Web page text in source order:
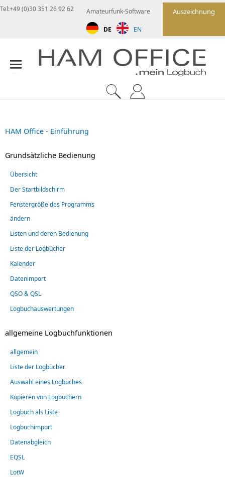
Auszeichnung
Amateurfunk-Software
DE EN
Tel:+49 (0)30 351 26 92 62
HAM Office - Einführung
Grundsätzliche Bedienung
Übersicht
Der Startbildschirm
Fenstergröße des Programms
ändern
Listen und deren Bedienung
Liste der Logbücher
Kalender
Datenimport
QSO & QSL
Logbuchauswertungen
allgemeine Logbuchfunktionen
allgemein
Liste der Logbücher
Auswahl eines Logbuches
Kopieren von Logbüchern
Logbuch als Liste
Logbuchimport
Datenabgleich
EQSL
LotW